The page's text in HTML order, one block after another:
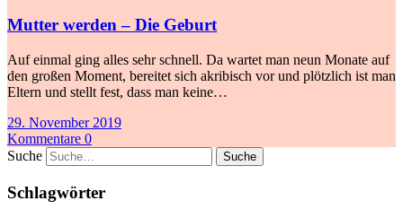
Mutter werden – Die Geburt
Auf einmal ging alles sehr schnell. Da wartet man neun Monate auf
den großen Moment, bereitet sich akribisch vor und plötzlich ist man
Eltern und stellt fest, dass man keine…
29. November 2019
Kommentare 0
Suche
Schlagwörter